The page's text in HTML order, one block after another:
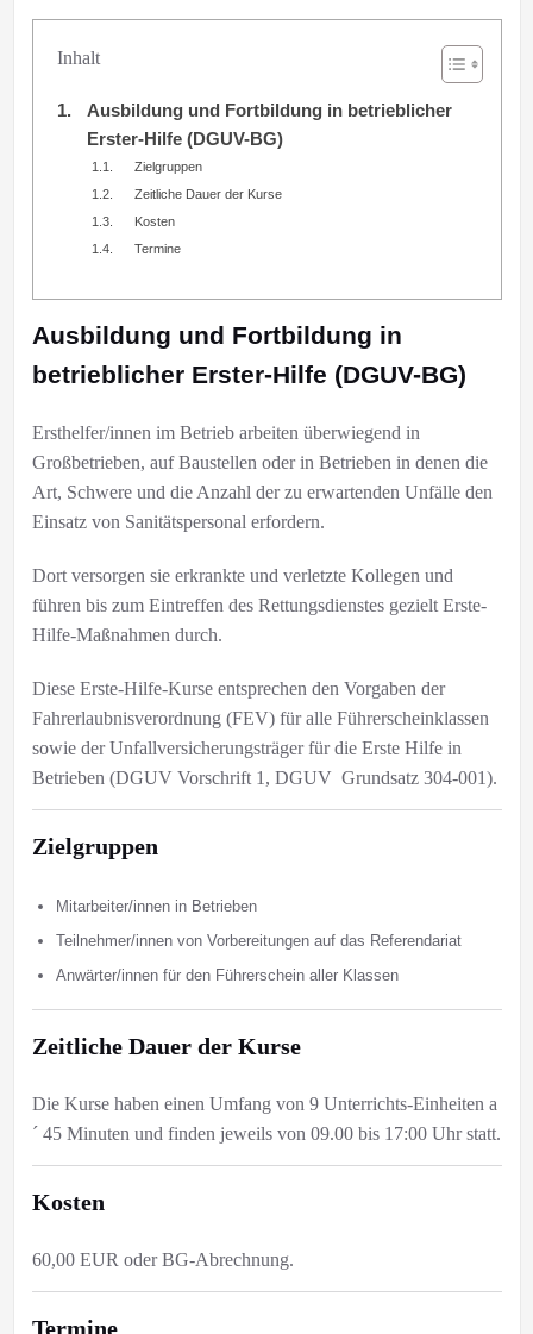
Inhalt
Ausbildung und Fortbildung in betrieblicher
Erster-Hilfe (DGUV-BG)
Zielgruppen
Zeitliche Dauer der Kurse
Kosten
Termine
Ausbildung und Fortbildung in
betrieblicher Erster-Hilfe (DGUV-BG)
Ersthelfer/innen im Betrieb arbeiten überwiegend in
Großbetrieben, auf Baustellen oder in Betrieben in denen die
Art, Schwere und die Anzahl der zu erwartenden Unfälle den
Einsatz von Sanitätspersonal erfordern.
Dort versorgen sie erkrankte und verletzte Kollegen und
führen bis zum Eintreffen des Rettungsdienstes gezielt Erste-
Hilfe-Maßnahmen durch.
Diese Erste-Hilfe-Kurse entsprechen den Vorgaben der
Fahrerlaubnisverordnung (FEV) für alle Führerscheinklassen
sowie der Unfallversicherungsträger für die Erste Hilfe in
Betrieben (DGUV Vorschrift 1, DGUV Grundsatz 304-001).
Zielgruppen
Mitarbeiter/innen in Betrieben
Teilnehmer/innen von Vorbereitungen auf das Referendariat
Anwärter/innen für den Führerschein aller Klassen
Zeitliche Dauer der Kurse
Die Kurse haben einen Umfang von 9 Unterrichts-Einheiten a
´ 45 Minuten und finden jeweils von 09.00 bis 17:00 Uhr statt.
Kosten
60,00 EUR oder BG-Abrechnung.
Termine